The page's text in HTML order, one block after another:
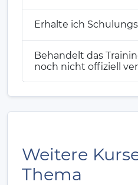
Erhalte ich
Behandelt das
noch nicht offiziell
Weitere
Thema